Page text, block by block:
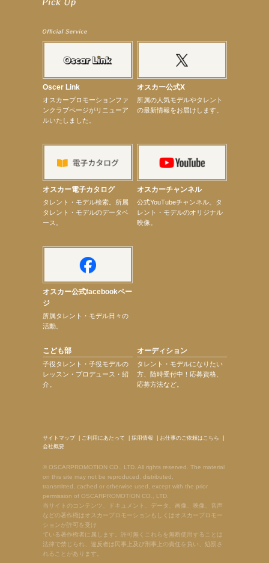
【笛木優子】8月13日（木）ドラマ『大空港〜GATE24〜』ゲスト出演決定！
【elfin’】7thシングル『全世界』がFMたいはくでO.A.決定♪
【elfin’】7thシングル『全世界』がFM-UUでO.A.決定♪
【elfin’】8月16日（日）「全世界」発売記念イベント決定！
【elfin’】7thシングル『全世界』がFM TANABEでO.A.決定♪
【昆虫ハンター牧田習】8月13日（木）プライムツリー赤池「ふれあい昆虫フェスティバル」トーク
ショーゲスト出演！
【井頭愛海】『小さなお葬式』TV-CM出演！
【定本楓馬】WEB DIGVII 連載企画『東京23時』に登場！
【上戸彩】サントリー「−196」新CM出演！
【elfin’】【小倉舞子】8月9日（日）「MxM’s produce event vol.14」に出演決定！
【elfin’】【辻美優】8月28日（金）「辻美優(elfin’)グレイテスト・ショー」に出演決定！
【elfin’】9月27日（日）「Beauty Voice Theater Reboot Vol.3」開催決定！
Oscer Link
オスカープロモーションファ
ンクラブページがリニューア
ルいたしました。
オスカー公式X
所属の人気モデルやタレント
の最新情報をお届けします。
オスカー電子カタログ
タレント・モデル検索。所属
タレント・モデルのデータベ
ース。
オスカーチャンネル
公式YouTubeチャンネル。タ
レント・モデルのオリジナル
映像。
オスカー公式facebookペー
ジ
所属タレント・モデル日々の
活動。
こども部
子役タレント・子役モデルの
レッスン・プロデュース・紹
介。
オーディション
タレント・モデルになりたい
方、随時受付中！応募資格、
応募方法など。
サイトマップ| ご利用にあたって 採用情報 お仕事のご依頼はこちら
会社概要
© OSCARPROMOTION CO., LTD. All rights reserved. The material
on this site may not be reproduced, distributed,
transmitted, cached or otherwise used, except with the prior
permission of OSCARPROMOTION CO., LTD.
当サイトのコンテンツ、ドキュメント、データ、画像、映像、音声
などの著作権はオスカープロモーションもしくはオスカープロモー
ションが許可を受け
ている著作権者に属します。許可無くこれらを無断使用することは
法律で禁じられ、違反者は民事上及び刑事上の責任を負い、処罰さ
れることがあります。